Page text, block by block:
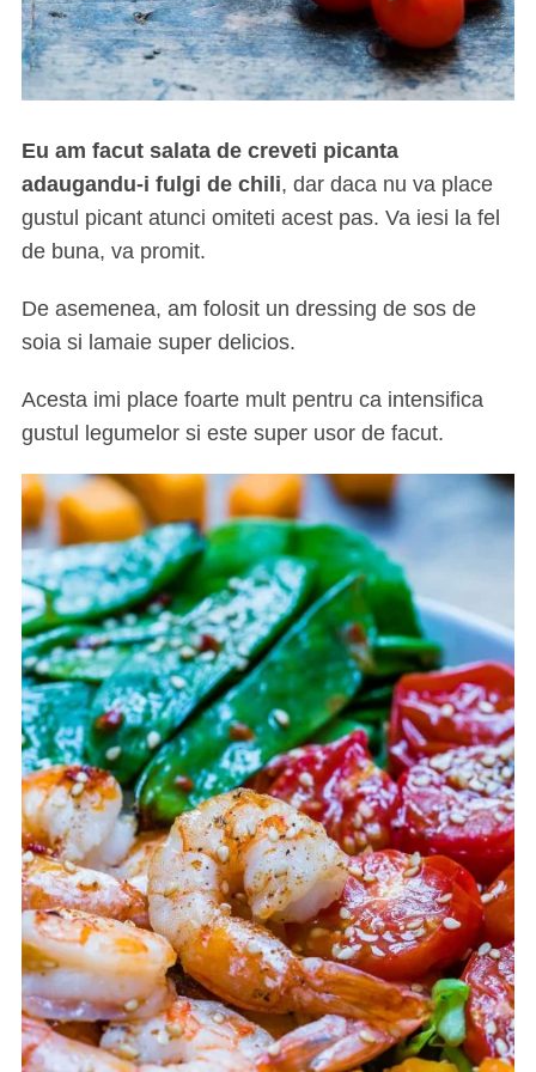
Eu am facut salata de creveti picanta
adaugandu-i fulgi de chili, dar daca nu va place
gustul picant atunci omiteti acest pas. Va iesi la fel
de buna, va promit.
De asemenea, am folosit un dressing de sos de
soia si lamaie super delicios.
Acesta imi place foarte mult pentru ca intensifica
gustul legumelor si este super usor de facut.